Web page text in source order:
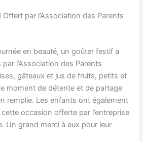
par l’Association des Parents
en beauté, un goûter festif a
l’Association des Parents
gâteaux et jus de fruits, petits et
moment de détente et de partage
remplie. Les enfants ont également
occasion offerte par l’entreprise
Un grand merci à eux pour leur